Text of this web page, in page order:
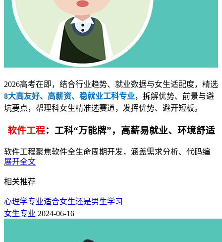
2026高考在即，结合行业趋势、就业数据与女生适配度，精选
8大高友好、高薪资、稳就业工科专业，拆解优势、前景与避
坑要点，帮理科女生精准选赛道，发挥优势、避开短板。
软件工程：工科“万能牌”，高薪易就业、环境舒适
软件工程聚焦软件全生命周期开发，涵盖需求分析、代码编
写、测试维护、系统设计等，
作业或重体力操作，
女生在代码细节排查、逻辑梳理、需求对接上优势显著，能精
准规避漏洞、把控项目质量。就业覆盖互联网大厂、金融机
构、国企科技岗、银行IT部门，岗位可选软件开发、软件测
展开全文
相关推荐
心理学专业适合女生还是男生学习
女生专业 2024-06-16